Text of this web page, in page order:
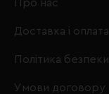
Про нас
Доставка і оплата
Політика безпеки
Умови договору